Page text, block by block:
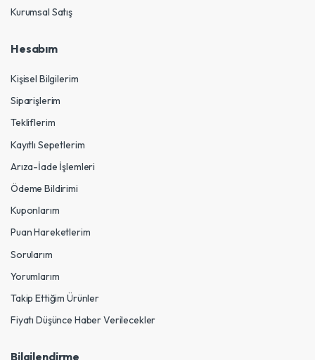
Kurumsal Satış
Hesabım
Kişisel Bilgilerim
Siparişlerim
Tekliflerim
Kayıtlı Sepetlerim
Arıza-İade İşlemleri
Ödeme Bildirimi
Kuponlarım
Puan Hareketlerim
Sorularım
Yorumlarım
Takip Ettiğim Ürünler
Fiyatı Düşünce Haber Verilecekler
Bilgilendirme